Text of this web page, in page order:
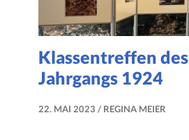
Klassentreffen des
Jahrgangs 1924
22. MAI 2023 REGINA MEIER